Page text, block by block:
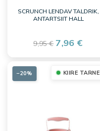
SCRUNCH LENDAV TALDRIK,
ANTARTSIIT HALL
9,95 € 7,96 €
KIIRE TARNE
−20%